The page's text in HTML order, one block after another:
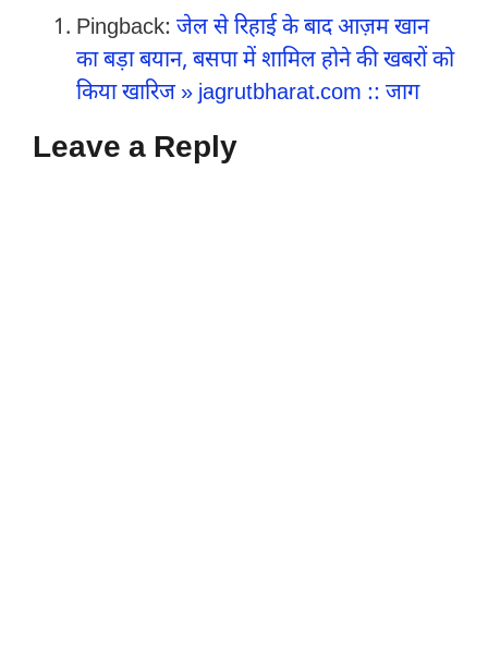
Pingback: जेल से रिहाई के बाद आज़म खान
का बड़ा बयान, बसपा में शामिल होने की खबरों को
किया खारिज » jagrutbharat.com :: जाग
Leave a Reply